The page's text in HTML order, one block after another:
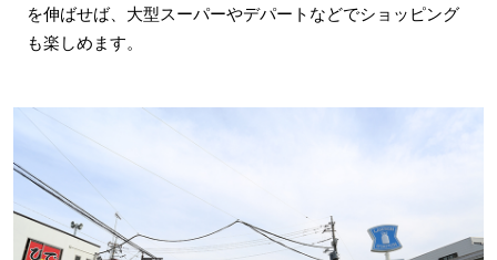
を伸ばせば、大型スーパーやデパートなどでショッピング
も楽しめます。